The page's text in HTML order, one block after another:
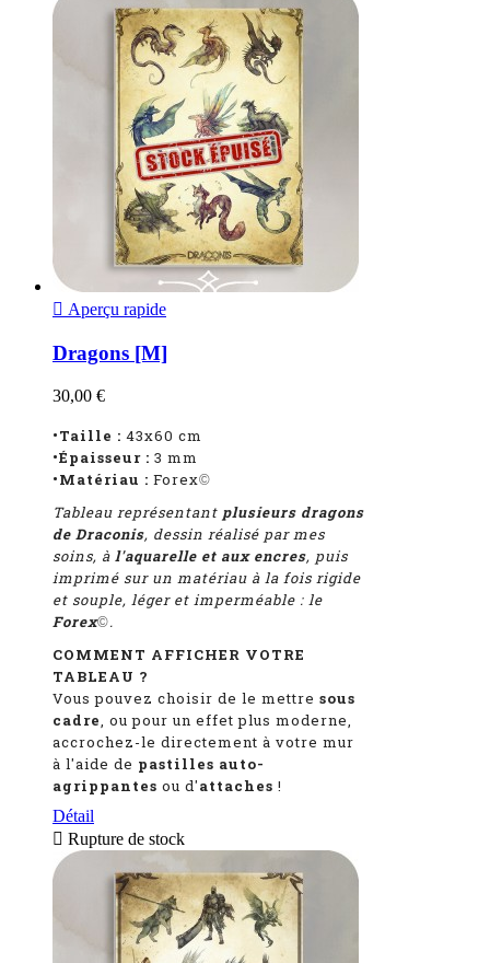
 Aperçu rapide
Dragons [M]
30,00 €
•Taille : 43x60 cm
•Épaisseur : 3 mm
•Matériau : Forex©
Tableau représentant plusieurs dragons
de Draconis, dessin réalisé par mes
soins, à l'aquarelle et aux encres, puis
imprimé sur un matériau à la fois rigide
et souple, léger et imperméable : le
Forex©.
COMMENT AFFICHER VOTRE
TABLEAU ?
Vous pouvez choisir de le mettre sous
cadre, ou pour un effet plus moderne,
accrochez-le directement à votre mur
à l'aide de pastilles auto-
agrippantes ou d'attaches !
Détail
 Rupture de stock